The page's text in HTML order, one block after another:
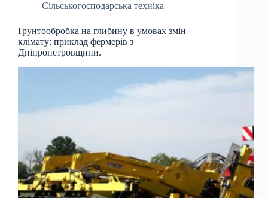
Сільськогосподарська техніка
Ґрунтообробка на глибину в умовах змін
клімату: приклад фермерів з
Дніпропетровщини.